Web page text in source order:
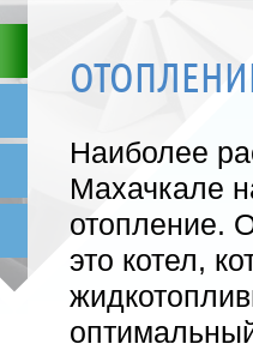
Наиболее
Махачкале
отопление.
это котел,